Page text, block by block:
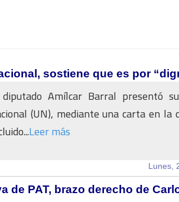
sostiene que es por
Amílcar Barral presentó
(UN), mediante una carta en la
Leer más
Lunes,
de PAT, brazo derecho de